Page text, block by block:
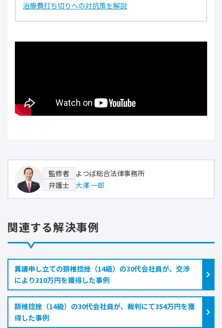
治療費打ち切りへの対抗策を解説
監修者
よつば総合法律事務所
弁護士
大澤 一郎
関連する解決事例
異議申し立ての頚椎捻挫（14級）の30代会社員が、交渉
により310万円を獲得した事例
頚椎捻挫（14級）の30代会社員が、裁判にて354万円を獲
得した事例